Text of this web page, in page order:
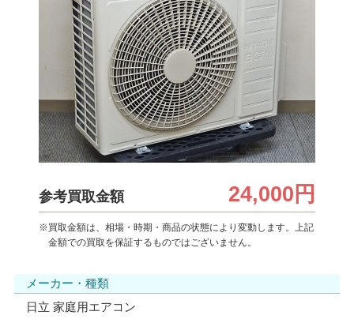
参考買取金額 24,000円
※買取金額は、相場・時期・商品の状態により変動します。上記
金額での買取を保証するものではございません。
メーカー・種類
日立 家庭用エアコン